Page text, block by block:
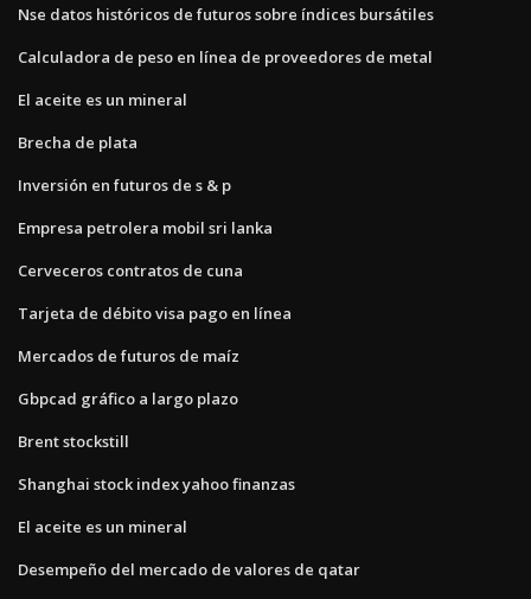
Nse datos históricos de futuros sobre índices bursátiles
Calculadora de peso en línea de proveedores de metal
El aceite es un mineral
Brecha de plata
Inversión en futuros de s & p
Empresa petrolera mobil sri lanka
Cerveceros contratos de cuna
Tarjeta de débito visa pago en línea
Mercados de futuros de maíz
Gbpcad gráfico a largo plazo
Brent stockstill
Shanghai stock index yahoo finanzas
El aceite es un mineral
Desempeño del mercado de valores de qatar